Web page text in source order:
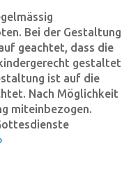
Bei der Gestaltung
geachtet, dass die
gestaltet
ist auf die
Nach Möglichkeit
miteinbezogen.